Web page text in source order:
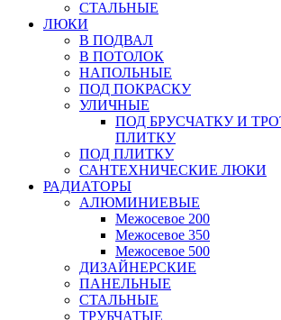
СТАЛЬНЫЕ
ЛЮКИ
В ПОДВАЛ
В ПОТОЛОК
НАПОЛЬНЫЕ
ПОД ПОКРАСКУ
УЛИЧНЫЕ
ПОД БРУСЧАТКУ И
ПЛИТКУ
ПОД ПЛИТКУ
САНТЕХНИЧЕСКИЕ ЛЮКИ
РАДИАТОРЫ
АЛЮМИНИЕВЫЕ
Межосевое 200
Межосевое 350
Межосевое 500
ДИЗАЙНЕРСКИЕ
ПАНЕЛЬНЫЕ
СТАЛЬНЫЕ
ТРУБЧАТЫЕ